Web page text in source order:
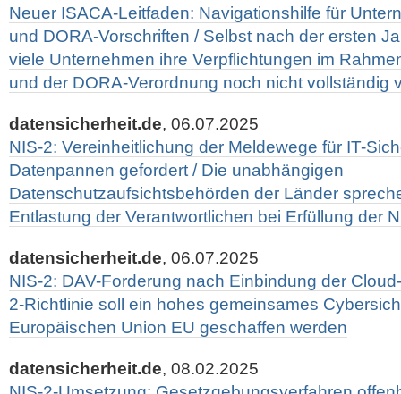
Neuer ISACA-Leitfaden: Navigationshilfe für
und DORA-Vorschriften / Selbst nach der ersten
viele Unternehmen ihre Verpflichtungen im
und der DORA-Verordnung noch nicht vollständig
datensicherheit.de, 06.07.2025
NIS-2: Vereinheitlichung der Meldewege für IT-
Datenpannen gefordert / Die unabhängigen
Datenschutzaufsichtsbehörden der Länder
Entlastung der Verantwortlichen bei Erfüllung der
datensicherheit.de, 06.07.2025
NIS-2: DAV-Forderung nach Einbindung der
2-Richtlinie soll ein hohes gemeinsames
Europäischen Union EU geschaffen werden
datensicherheit.de, 08.02.2025